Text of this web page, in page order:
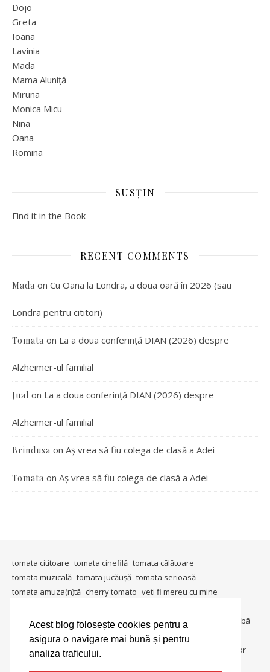
Acest blog folosește cookies pentru a
asigura o navigare mai bună și pentru
analiza traficului.
Dojo
Greta
Ioana
Lavinia
Mada
Mama Aluniță
Miruna
Monica Micu
Nina
Oana
Romina
SUSȚIN
Find it in the Book
RECENT COMMENTS
Mada on Cu Oana la Londra, a doua oară în 2026 (sau
Londra pentru cititori)
Tomata on La a doua conferință DIAN (2026) despre
Alzheimer-ul familial
Jual on La a doua conferință DIAN (2026) despre
Alzheimer-ul familial
Brindusa on Aș vrea să fiu colega de clasă a Adei
Tomata on Aș vrea să fiu colega de clasă a Adei
tomata cititoare tomata cinefilă tomata călătoare
tomata muzicală tomata jucăușă tomata serioasă
tomata amuza(n)tă cherry tomato veti fi mereu cu mine
tomata gândeşte io, io şi iarăşi io metablogging
tomata întreabă
tomata in societate tomata colecționară tomata umanitara
tomata dedică tomata lucrează
tomata in lumina reflectoarelor